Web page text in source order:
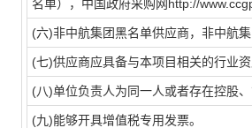
名单），中国政府采购网http://
(六)非中航集团黑名单供应商，非中航
(七)供应商应具备与本项目相关的行业资
(八)单位负责人为同一人或者存在控股
(九)能够开具增值税专用发票。